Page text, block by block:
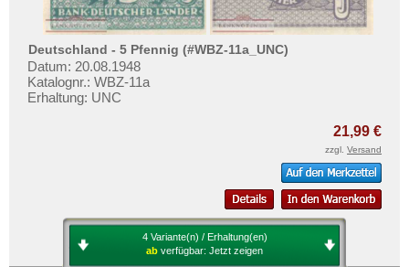
Deutschland - 5 Pfennig (#WBZ-11a_UNC)
Datum: 20.08.1948
Katalognr.: WBZ-11a
Erhaltung: UNC
21,99 €
zzgl. Versand
4 Variante(n) / Erhaltung(en)
ab verfügbar: Jetzt zeigen